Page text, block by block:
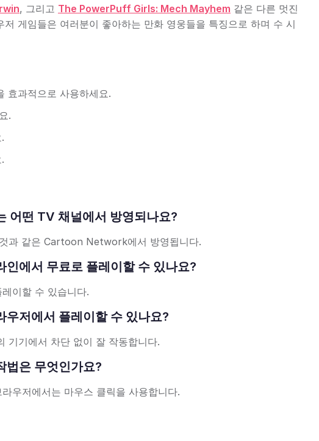
, 그리고 The PowerPuff Girls: Mech Mayhem 같은 다른 멋진
게임들은 여러분이 좋아하는 만화 영웅들을 특징으로 하며 수 시
효과적으로 사용하세요.
.
떤 TV 채널에서 방영되나요?
과 같은 Cartoon Network에서 방영됩니다.
에서 무료로 플레이할 수 있나요?
이할 수 있습니다.
저에서 플레이할 수 있나요?
기기에서 차단 없이 잘 작동합니다.
은 무엇인가요?
우저에서는 마우스 클릭을 사용합니다.